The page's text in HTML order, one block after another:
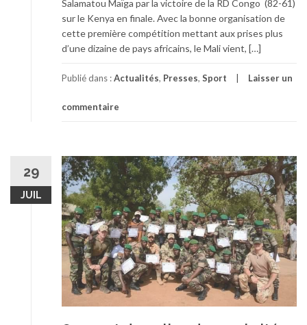
Salamatou Maïga par la victoire de la RD Congo (82-61)
sur le Kenya en finale. Avec la bonne organisation de
cette première compétition mettant aux prises plus
d’une dizaine de pays africains, le Mali vient, […]
Publié dans :Actualités, Presses, Sport Laisser un
commentaire
29
JUIL